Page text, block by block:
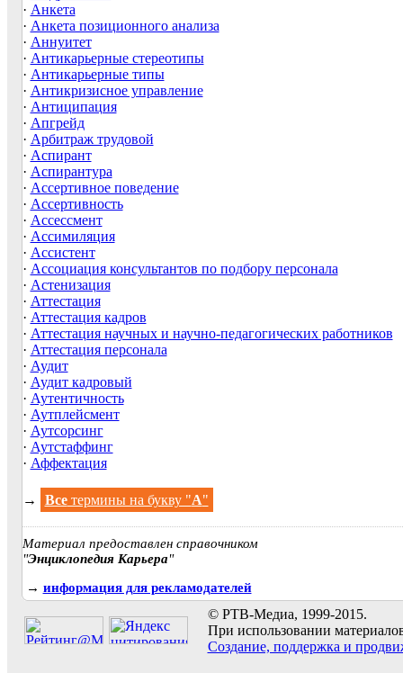
· Анкета
· Анкета позиционного анализа
· Аннуитет
· Антикарьерные стереотипы
· Антикарьерные типы
· Антикризисное управление
· Антиципация
· Апгрейд
· Арбитраж трудовой
· Аспирант
· Аспирантура
· Ассертивное поведение
· Ассертивность
· Ассессмент
· Ассимиляция
· Ассистент
· Ассоциация консультантов по подбору персонала
· Астенизация
· Аттестация
· Аттестация кадров
· Аттестация научных и научно-педагогических работников
· Аттестация персонала
· Аудит
· Аудит кадровый
· Аутентичность
· Аутплейсмент
· Аутсорсинг
· Аутстаффинг
· Аффектация
→ Всетермины на букву "А"
Материал предоставлен справочником
"Энциклопедия Карьера"
→ информация для рекламодателей
© РТВ-Медиа, 1999-2015.
При использовании
Создание, поддержка и